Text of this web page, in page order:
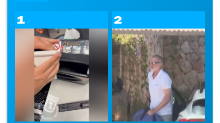
1 2